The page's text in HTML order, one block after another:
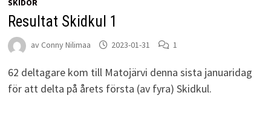
SKIDOR
Resultat Skidkul 1
av Conny Nilimaa 2023-01-31 1
62 deltagare kom till Matojärvi denna sista januaridag
för att delta på årets första (av fyra) Skidkul.